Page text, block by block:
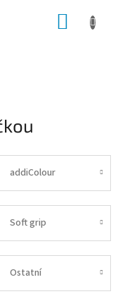
addiColour
Soft grip
Ostatní